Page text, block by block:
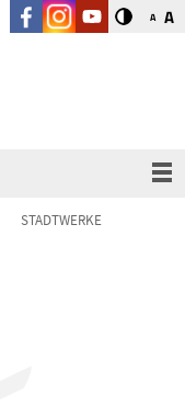
A A
STADTWERKE